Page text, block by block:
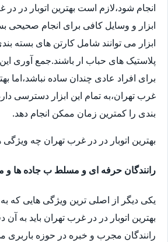
انجام شود،لازم است بهترین اتوبار در
ابزار و وسایل کافی برای انجام صحیحی
ابزار می توانند شامل کارتن های بسته
پلاستیک های حباب ار باشند.جمع آوری
برای افراد عادی چندان ساده نباشد،اما
غرب تهران،به تمام این ابزار دسترسی
بندی را کمترین زمان ممکن انجام دهد.
بهترین اتوبار در در غرب تهران چه ویژگی
رانندگان حرفه ای و مسلط ب جاده ها و
یکی دیگر از اصلی ترین ویژگی هایی که به
بهترین اتوبار در در غرب تهران باید به
رانندگان مجرب و خبره در حوزه باربری